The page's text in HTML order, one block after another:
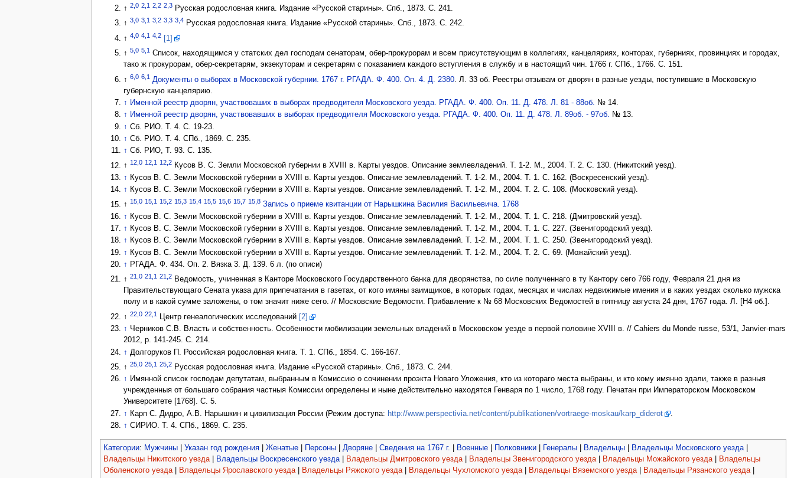
↑2,0 2,1 2,2 2,3 Русская родословная книга. Издание «Русской старины». Спб., 1873. С. 241.
↑3,0 3,1 3,2 3,3 3,4 Русская родословная книга. Издание «Русской старины». Спб., 1873. С. 242.
↑4,0 4,1 4,2 [1]
↑5,0 5,1 Список, находящимся у статских дел господам сенаторам, обер-прокурорам и всем присутствующим в коллегиях, канцеляриях, конторах, губерниях, провинциях и городах,
тако ж прокурорам, обер-секретарям, экзекуторам и секретарям с показанием каждого вступления в службу и в настоящий чин. 1766 г. СПб., 1766. С. 151.
↑6,0 6,1 Документы о выборах в Московской губернии. 1767 г. РГАДА. Ф. 400. Оп. 4. Д. 2380 . Л. 33 об. Реестры отзывам от дворян в разные уезды, поступившие в Московскую
губернскую канцелярию.
↑ Именной реестр дворян, участвоваших в выборах предводителя Московского уезда. РГАДА. Ф. 400. Оп. 11. Д. 478. Л. 81 - 88об. № 14.
↑ Именной реестр дворян, участвовавших в выборах предводителя Московского уезда. РГАДА. Ф. 400. Оп. 11. Д. 478. Л. 89об. - 97об. № 13.
↑ Сб. РИО. Т. 4. С. 19-23.
↑ Сб. РИО. Т. 4. СПб., 1869. С. 235.
↑ Сб. РИО, Т. 93. С. 135.
↑12,0 12,1 12,2 Кусов В. С. Земли Московской губернии в XVIII в. Карты уездов. Описание землевладений. Т. 1-2. М., 2004. Т. 2. С. 130. (Никитский уезд).
↑ Кусов В. С. Земли Московской губернии в XVIII в. Карты уездов. Описание землевладений. Т. 1-2. М., 2004. Т. 1. С. 162. (Воскресенский уезд).
↑ Кусов В. С. Земли Московской губернии в XVIII в. Карты уездов. Описание землевладений. Т. 1-2. М., 2004. Т. 2. С. 108. (Московский уезд).
↑15,0 15,1 15,2 15,3 15,4 15,5 15,6 15,7 15,8 Запись о приеме квитанции от Нарышкина Василия Васильевича. 1768
↑ Кусов В. С. Земли Московской губернии в XVIII в. Карты уездов. Описание землевладений. Т. 1-2. М., 2004. Т. 1. С. 218. (Дмитровский уезд).
↑ Кусов В. С. Земли Московской губернии в XVIII в. Карты уездов. Описание землевладений. Т. 1-2. М., 2004. Т. 1. С. 227. (Звенигородский уезд).
↑ Кусов В. С. Земли Московской губернии в XVIII в. Карты уездов. Описание землевладений. Т. 1-2. М., 2004. Т. 1. С. 250. (Звенигородский уезд).
↑ Кусов В. С. Земли Московской губернии в XVIII в. Карты уездов. Описание землевладений. Т. 1-2. М., 2004. Т. 2. С. 69. (Можайский уезд).
↑ РГАДА. Ф. 434. Оп. 2. Вязка 3. Д. 139. 6 л. (по описи)
↑21,0 21,1 21,2 Ведомость, учиненная в Канторе Московского Государственного банка для дворянства, по силе полученнаго в ту Кантору сего 766 году, Февраля 21 дня из
Правительствующаго Сената указа для припечатания в газетах, от кого имяны заимщиков, в которых годах, месяцах и числах недвижимые имения и в каких уездах сколько мужска
полу и в какой сумме заложены, о том значит ниже сего. // Московские Ведомости. Прибавление к № 68 Московских Ведомостей в пятницу августа 24 дня, 1767 года. Л. [Н4 об.].
↑22,0 22,1 Центр генеалогических исследований [2]
↑ Черников С.В. Власть и собственность. Особенности мобилизации земельных владений в Московском уезде в первой половине XVIII в. // Cahiers du Monde russe, 53/1, Janvier-mars
2012, p. 141-245. С. 214.
↑ Долгоруков П. Российская родословная книга. Т. 1. СПб., 1854. С. 166-167.
↑25,0 25,1 25,2 Русская родословная книга. Издание «Русской старины». Спб., 1873. С. 244.
↑ Имянной список господам депутатам, выбранным в Комиссию о сочинении проэкта Новаго Уложения, кто из котораго места выбраны, и кто кому имянно здали, также в разныя
учрежденныя от большаго собрания частныя Комиссии определены и ныне действительно находятся Генваря по 1 число, 1768 году. Печатан при Императорском Московском
Университете [1768]. С. 5.
↑ Карп С. Дидро, А.В. Нарышкин и цивилизация России (Режим доступа: http://www.perspectivia.net/content/publikationen/vortraege-moskau/karp_diderot
↑ СИРИО. Т. 4. СПб., 1869. С. 235.
Категории: Мужчины| Указан год рождения| Женатые| Персоны| Дворяне| Сведения на 1767 г. Военные| Полковники| Генералы| Владельцы| Владельцы Московского уезда|
Владельцы Никитского уезда| Владельцы Воскресенского уезда| Владельцы Дмитровского уезда| Владельцы Звенигородского уезда| Владельцы Можайского уезда|
Владельцы
Оболенского уезда| Владельцы Ярославского уезда| Владельцы Ряжского уезда| Владельцы Чухломского уезда| Владельцы Вяземского уезда| Владельцы Рязанского уезда|